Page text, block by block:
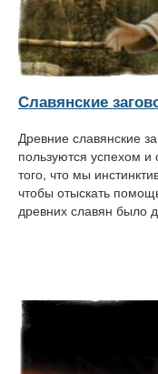
Славянские
Древние славянские
пользуются успехом и
того, что мы
чтобы отыскать
древних славян было